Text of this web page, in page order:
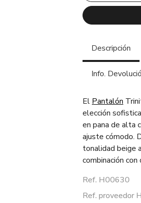
Descripción
Info.
El Pantalón
elección
en pana de alta
ajuste cómodo.
tonalidad beige
combinación
Ref. H00630
Ref. proveedor